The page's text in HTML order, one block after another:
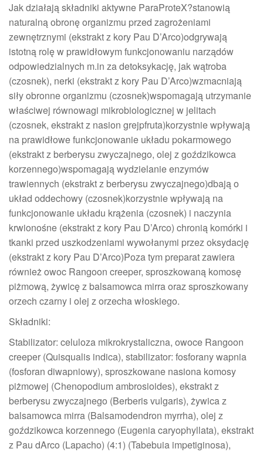
Jak działają składniki aktywne ParaProteX?stanowią
naturalną obronę organizmu przed zagrożeniami
zewnętrznymi (ekstrakt z kory Pau D’Arco)odgrywają
istotną rolę w prawidłowym funkcjonowaniu narządów
odpowiedzialnych m.in za detoksykację, jak wątroba
(czosnek), nerki (ekstrakt z kory Pau D’Arco)wzmacniają
siły obronne organizmu (czosnek)wspomagają utrzymanie
właściwej równowagi mikrobiologicznej w jelitach
(czosnek, ekstrakt z nasion grejpfruta)korzystnie wpływają
na prawidłowe funkcjonowanie układu pokarmowego
(ekstrakt z berberysu zwyczajnego, olej z goździkowca
korzennego)wspomagają wydzielanie enzymów
trawiennych (ekstrakt z berberysu zwyczajnego)dbają o
układ oddechowy (czosnek)korzystnie wpływają na
funkcjonowanie układu krążenia (czosnek) i naczynia
krwionośne (ekstrakt z kory Pau D’Arco) chronią komórki i
tkanki przed uszkodzeniami wywołanymi przez oksydację
(ekstrakt z kory Pau D’Arco)Poza tym preparat zawiera
również owoc Rangoon creeper, sproszkowaną komosę
piżmową, żywicę z balsamowca mirra oraz sproszkowany
orzech czarny i olej z orzecha włoskiego.
Składniki:
Stabilizator: celuloza mikrokrystaliczna, owoce Rangoon
creeper (Quisqualis indica), stabilizator: fosforany wapnia
(fosforan diwapniowy), sproszkowane nasiona komosy
piżmowej (Chenopodium ambrosioides), ekstrakt z
berberysu zwyczajnego (Berberis vulgaris), żywica z
balsamowca mirra (Balsamodendron myrrha), olej z
goździkowca korzennego (Eugenia caryophyllata), ekstrakt
z Pau dArco (Lapacho) (4:1) (Tabebuia impetiginosa),